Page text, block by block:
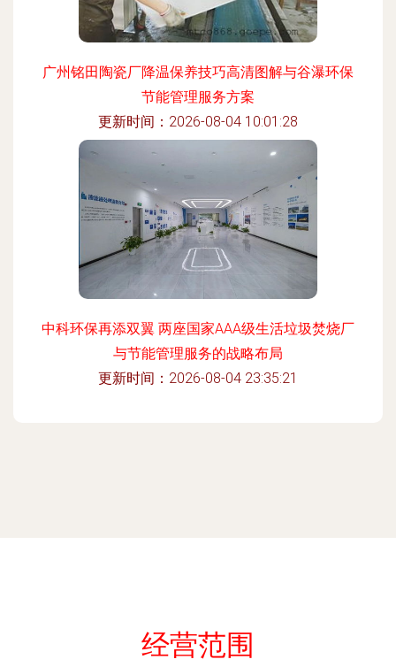
广州铭田陶瓷厂降温保养技巧高清图解与谷瀑环保
节能管理服务方案
更新时间：2026-08-04 10:01:28
中科环保再添双翼 两座国家AAA级生活垃圾焚烧厂
与节能管理服务的战略布局
更新时间：2026-08-04 23:35:21
经营范围